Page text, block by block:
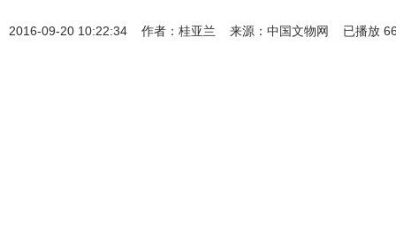
2016-09-20 10:22:34 作者：桂亚兰 来源：中国文物网 已播放